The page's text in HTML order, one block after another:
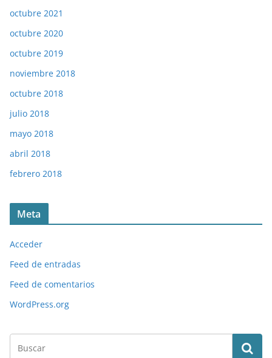
octubre 2021
octubre 2020
octubre 2019
noviembre 2018
octubre 2018
julio 2018
mayo 2018
abril 2018
febrero 2018
Meta
Acceder
Feed de entradas
Feed de comentarios
WordPress.org